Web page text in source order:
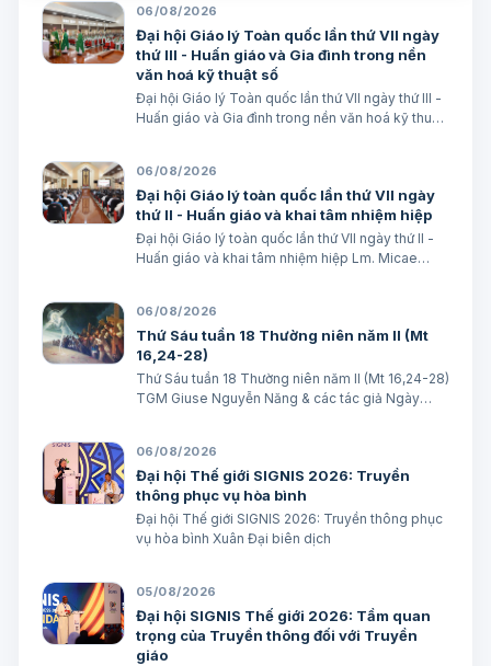
06/08/2026
Đại hội Giáo lý Toàn quốc lần thứ VII ngày
thứ III - Huấn giáo và Gia đình trong nền
văn hoá kỹ thuật số
Đại hội Giáo lý Toàn quốc lần thứ VII ngày thứ III -
Huấn giáo và Gia đình trong nền văn hoá kỹ thuật
06/08/2026
Đại hội Giáo lý toàn quốc lần thứ VII ngày
thứ II - Huấn giáo và khai tâm nhiệm hiệp
Đại hội Giáo lý toàn quốc lần thứ VII ngày thứ II -
Huấn giáo và khai tâm nhiệm hiệp Lm. Micae
06/08/2026
Thứ Sáu tuần 18 Thường niên năm II (Mt
16,24-28)
Thứ Sáu tuần 18 Thường niên năm II (Mt 16,24-28)
TGM Giuse Nguyễn Năng & các tác giả Ngày
6-7 “Khốn cho thành khát má…
06/08/2026
Đại hội Thế giới SIGNIS 2026: Truyền
thông phục vụ hòa bình
Đại hội Thế giới SIGNIS 2026: Truyền thông phục
vụ hòa bình Xuân Đại biên dịch
05/08/2026
Đại hội SIGNIS Thế giới 2026: Tầm quan
trọng của Truyền thông đối với Truyền
giáo